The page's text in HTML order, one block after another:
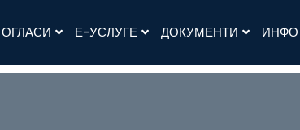
ОГЛАСИ Е-УСЛУГЕ ДОКУМЕНТИ ИНФО